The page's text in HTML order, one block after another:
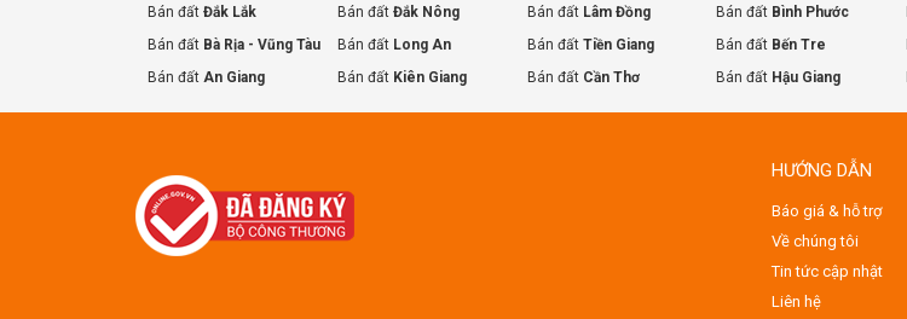
Bán đất Đắk Lắk Bán đất Đắk Nông Bán đất Lâm Đồng Bán đất Bình Phước
Bán đất Bà Rịa - Vũng Tàu Bán đất Long An Bán đất Tiền Giang Bán đất Bến Tre
Bán đất An Giang Bán đất Kiên Giang Bán đất Cần Thơ Bán đất Hậu Giang
HƯỚNG DẪN
Báo giá & hỗ trợ
Về chúng tôi
Tin tức cập nhật
Liên hệ